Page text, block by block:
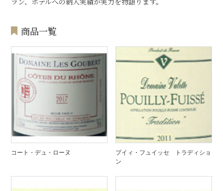
商品一覧
コート・デュ・ローヌ
プイィ・フュイッセ トラディショ
ン